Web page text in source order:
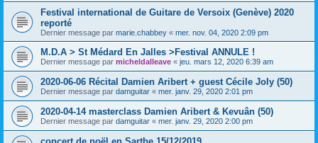
Festival international de Guitare de Versoix (Genève) 2020
reporté
Dernier message par marie.chabbey « mer. nov. 04, 2020 2:09 pm
M.D.A > St Médard En Jalles >Festival ANNULE !
Dernier message par micheldalleave « jeu. mars 12, 2020 6:39 am
2020-06-06 Récital Damien Aribert + guest Cécile Joly (50)
Dernier message par damguitar « mer. janv. 29, 2020 2:01 pm
2020-04-14 masterclass Damien Aribert & Kevuân (50)
Dernier message par damguitar « mer. janv. 29, 2020 2:00 pm